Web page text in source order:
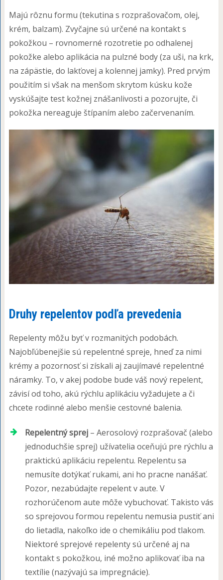
Majú rôznu formu (tekutina s rozprašovačom, olej,
krém, balzam). Zvyčajne sú určené na kontakt s
pokožkou – rovnomerné rozotretie po odhalenej
pokožke alebo aplikácia na pulzné body (za uši, na krk,
na zápästie, do lakťovej a kolennej jamky). Pred prvým
použitím si však na menšom skrytom kúsku kože
vyskúšajte test kožnej znášanlivosti a pozorujte, či
pokožka nereaguje štípaním alebo začervenaním.
Druhy repelentov podľa prevedenia
Repelenty môžu byť v rozmanitých podobách.
Najobľúbenejšie sú repelentné spreje, hneď za nimi
krémy a pozornosť si získali aj zaujímavé repelentné
náramky. To, v akej podobe bude váš nový repelent,
závisí od toho, akú rýchlu aplikáciu vyžadujete a či
chcete rodinné alebo menšie cestovné balenia.
Repelentný sprej– Aerosolový rozprašovač (alebo
jednoduchšie sprej) užívatelia oceňujú pre rýchlu a
praktickú aplikáciu repelentu. Repelentu sa
nemusíte dotýkať rukami, ani ho pracne nanášať.
Pozor, nezabúdajte repelent v aute. V
rozhorúčenom aute môže vybuchovať. Takisto vás
so sprejovou formou repelentu nemusia pustiť ani
do lietadla, nakoľko ide o chemikáliu pod tlakom.
Niektoré sprejové repelenty sú určené aj na
kontakt s pokožkou, iné možno aplikovať iba na
textílie (nazývajú sa impregnácie).